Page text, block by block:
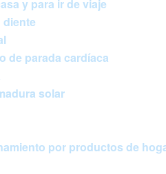
y para ir de viaje
diente
de parada cardíaca
solar
por productos de